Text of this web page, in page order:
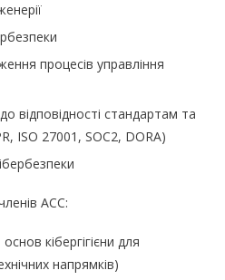
процесів управління
відповідності стандартам та
ISO 27001, SOC2, DORA)
ACC:
кібергігієни для
напрямків)